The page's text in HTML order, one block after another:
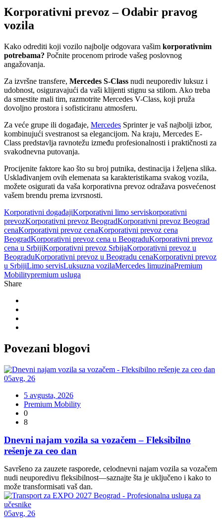
Korporativni prevoz – Odabir pravog
vozila
Kako odrediti koji vozilo najbolje odgovara vašim korporativnim
potrebama? Počnite procenom prirode vašeg poslovnog
angažovanja.
Za izvršne transfere, Mercedes S-Class nudi neuporediv luksuz i
udobnost, osiguravajući da vaši klijenti stignu sa stilom. Ako treba
da smestite mali tim, razmotrite Mercedes V-Class, koji pruža
dovoljno prostora i sofisticiranu atmosferu.
Za veće grupe ili događaje, Mercedes Sprinter je vaš najbolji izbor,
kombinujući svestranost sa elegancijom. Na kraju, Mercedes E-
Class predstavlja ravnotežu između profesionalnosti i praktičnosti za
svakodnevna putovanja.
Procijenite faktore kao što su broj putnika, destinacija i željena slika.
Usklađivanjem ovih elemenata sa karakteristikama svakog vozila,
možete osigurati da vaša korporativna prevoz odražava posvećenost
vašem brendu prema izvrsnosti.
Korporativni događajiKorporativni limo serviskorporativni
prevozKorporativni prevoz BeogradKorporativni prevoz Beograd
cenaKorporativni prevoz cenaKorporativni prevoz cena
BeogradKorporativni prevoz cena u BeograduKorporativni prevoz
cena u SrbijiKorporativni prevoz SrbijaKorporativni prevoz u
BeograduKorporativni prevoz u Beogradu cenaKorporativni prevoz
u SrbijiLimo servisLuksuzna vozilaMercedes limuzinaPremium
Mobilitypremium usluga
Share
Povezani blogovi
05avg, 26
5 avgusta, 2026
Premium Mobility
0
8
Dnevni najam vozila sa vozačem – Fleksibilno
rešenje za ceo dan
Savršeno za zauzete rasporede, celodnevni najam vozila sa vozačem
nudi neuporedivu fleksibilnost—saznajte šta je uključeno i kako to
može transformisati vaš dan.
05avg, 26